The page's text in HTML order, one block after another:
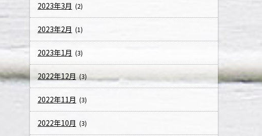
2023年3月 (2)
2023年2月 (1)
2023年1月 (3)
2022年12月 (3)
2022年11月 (3)
2022年10月 (3)